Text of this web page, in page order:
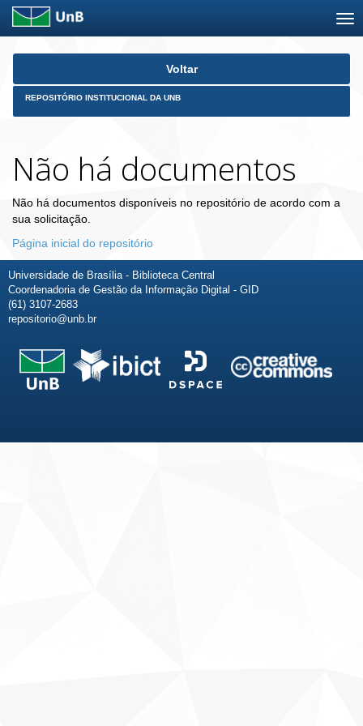
Skip
Voltar
REPOSITÓRIO INSTITUCIONAL DA UNB
Não há documentos
Não há documentos disponíveis no repositório de acordo com a
sua solicitação.
Página inicial do repositório
Universidade de Brasília - Biblioteca Central
Coordenadoria de Gestão da Informação Digital - GID
(61) 3107-2683
repositorio@unb.br